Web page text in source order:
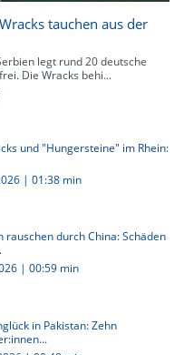
tauchen aus der
legt rund 20 deutsche
Die Wracks behi...
und "Hungersteine" im Rhein:
| 01:38 min
rauschen durch China: Schäden
| 00:59 min
in Pakistan: Zehn